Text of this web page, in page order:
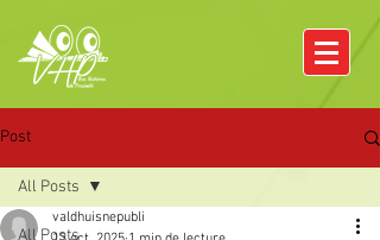
Post
All Posts
All Posts
valdhuisnepubli